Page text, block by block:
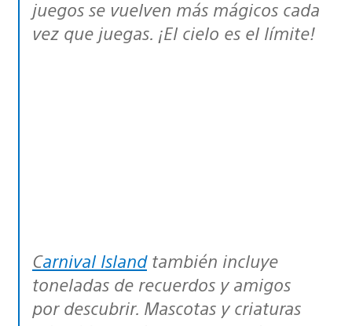
juegos se vuelven más mágicos cada
vez que juegas. ¡El cielo es el límite!
Carnival Islandtambién incluye
toneladas de recuerdos y amigos
por descubrir. Mascotas y criaturas